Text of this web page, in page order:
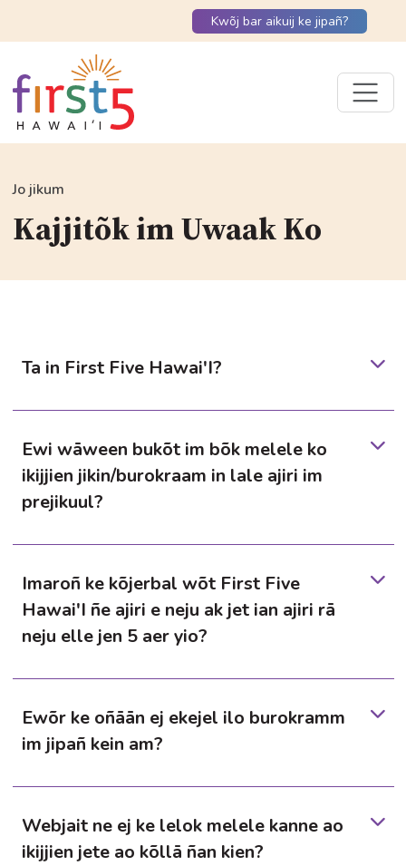
Kwõj bar aikuij ke jipañ?
Jo jikum
Kajjitõk im Uwaak Ko
Ta in First Five Hawai'I?
Ewi wāween bukõt im bõk melele ko
ikijjien jikin/burokraam in lale ajiri im
prejikuul?
Imaroñ ke kõjerbal wõt First Five
Hawai'I ñe ajiri e neju ak jet ian ajiri rā
neju elle jen 5 aer yio?
Ewõr ke oñāān ej ekejel ilo burokramm
im jipañ kein am?
Webjait ne ej ke lelok melele kanne ao
ikijjien jete ao kõllā ñan kien?